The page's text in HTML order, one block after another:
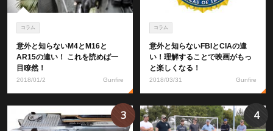
コラム
意外と知らないM4とM16と
AR15の違い！ これを読めば一
目瞭然！
2018/01/2 Gunfire
コラム
意外と知らないFBIとCIAの違
い！理解することで映画がもっ
と楽しくなる！
2018/03/31 Gunfire
3 4